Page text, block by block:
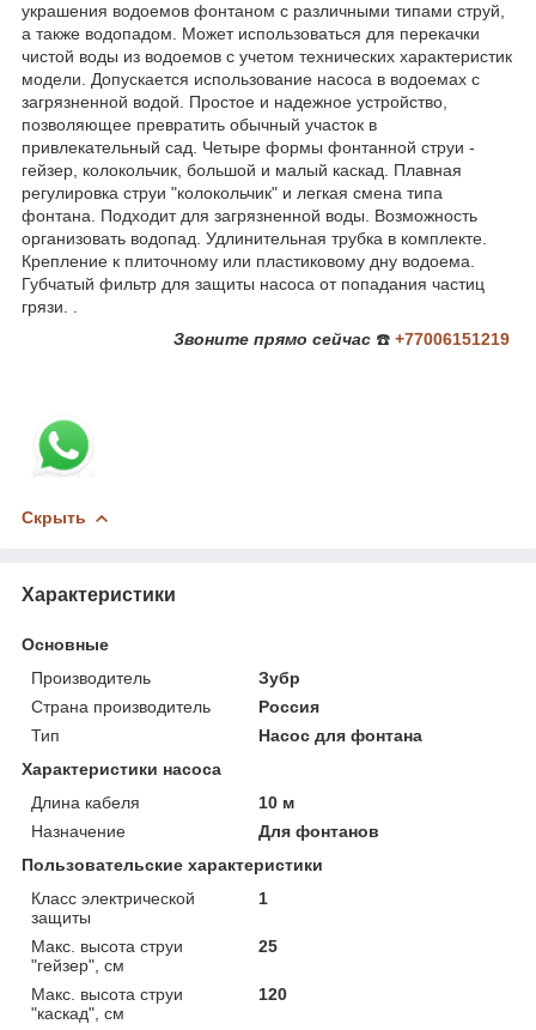
украшения водоемов фонтаном с различными типами струй,
а также водопадом. Может использоваться для перекачки
чистой воды из водоемов с учетом технических характеристик
модели. Допускается использование насоса в водоемах с
загрязненной водой. Простое и надежное устройство,
позволяющее превратить обычный участок в
привлекательный сад. Четыре формы фонтанной струи -
гейзер, колокольчик, большой и малый каскад. Плавная
регулировка струи "колокольчик" и легкая смена типа
фонтана. Подходит для загрязненной воды. Возможность
организовать водопад. Удлинительная трубка в комплекте.
Крепление к плиточному или пластиковому дну водоема.
Губчатый фильтр для защиты насоса от попадания частиц
грязи. .
Звоните прямо сейчас ☎️ +77006151219
Скрыть
Характеристики
Основные
Производитель
Зубр
Страна производитель
Россия
Тип
Насос для фонтана
Характеристики насоса
Длина кабеля
10 м
Назначение
Для фонтанов
Пользовательские характеристики
Класс электрической
защиты
1
Макс. высота струи
"гейзер", см
25
Макс. высота струи
"каскад", см
120